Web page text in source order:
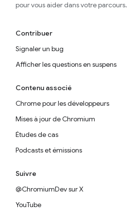
pour vous aider dans votre parcours.
Contribuer
Signaler un bug
Afficher les questions en suspens
Contenu associé
Chrome pour les développeurs
Mises à jour de Chromium
Études de cas
Podcasts et émissions
Suivre
@ChromiumDev sur X
YouTube